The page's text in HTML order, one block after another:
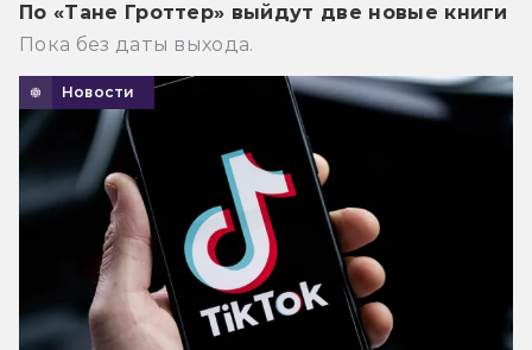
По «Тане Гроттер» выйдут две новые книги
Пока без даты выхода.
Новости